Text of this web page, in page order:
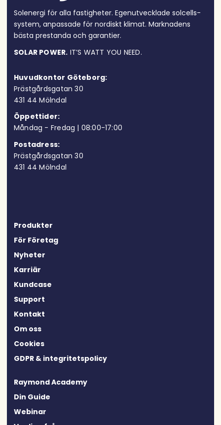
Solenergi för alla fastigheter. Egen­utvecklade solcells­
system, anpassade för nordiskt klimat. Marknadens
bästa prestanda och garantier.
SOLAR POWER. IT’S WATT YOU NEED.
Huvudkontor Göteborg:
Prästgårdsgatan 30
431 44 Mölndal
Öppettider:
Måndag - Fredag | 08:00-17:00
Postadress:
Prästgårdsgatan 30
431 44 Mölndal
Produkter
För Företag
Nyheter
Karriär
Kundcase
Support
Kontakt
Om oss
Cookies
GDPR & integritetspolicy
Raymond Academy
Din Guide
Webinar